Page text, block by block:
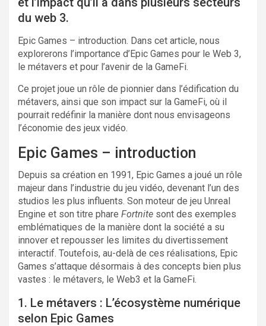
du web 3.
Epic Games – introduction. Dans cet article, nous
explorerons l’importance d’Epic Games pour le Web 3,
le métavers et pour l’avenir de la GameFi.
Ce projet joue un rôle de pionnier dans l’édification du
métavers, ainsi que son impact sur la GameFi, où il
pourrait redéfinir la manière dont nous envisageons
l’économie des jeux vidéo.
Epic Games – introduction
Depuis sa création en 1991, Epic Games a joué un rôle
majeur dans l’industrie du jeu vidéo, devenant l’un des
studios les plus influents. Son moteur de jeu Unreal
Engine et son titre phare Fortnite sont des exemples
emblématiques de la manière dont la société a su
innover et repousser les limites du divertissement
interactif. Toutefois, au-delà de ces réalisations, Epic
Games s’attaque désormais à des concepts bien plus
vastes : le métavers, le Web3 et la GameFi.
1. Le métavers : L’écosystème numérique
selon Epic Games